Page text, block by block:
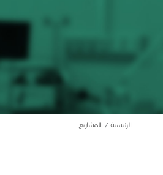
الرئيسية المشاريع